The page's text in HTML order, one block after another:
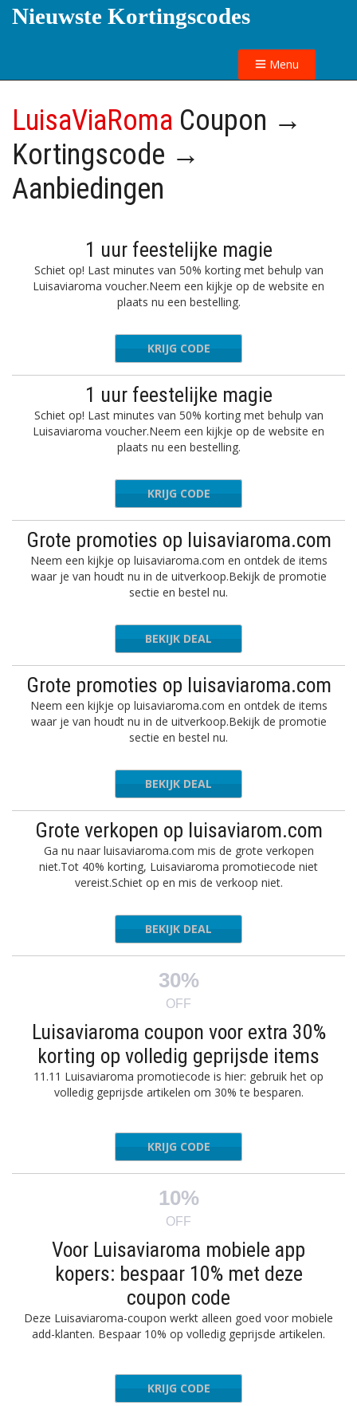
Nieuwste Kortingscodes
Menu
LuisaViaRoma Coupon →
Kortingscode →
Aanbiedingen
1 uur feestelijke magie
Schiet op! Last minutes van 50% korting met behulp van
Luisaviaroma voucher.Neem een kijkje op de website en
plaats nu een bestelling.
KRIJG CODE
1 uur feestelijke magie
Schiet op! Last minutes van 50% korting met behulp van
Luisaviaroma voucher.Neem een kijkje op de website en
plaats nu een bestelling.
KRIJG CODE
Grote promoties op luisaviaroma.com
Neem een kijkje op luisaviaroma.com en ontdek de items
waar je van houdt nu in de uitverkoop.Bekijk de promotie
sectie en bestel nu.
BEKIJK DEAL
Grote promoties op luisaviaroma.com
Neem een kijkje op luisaviaroma.com en ontdek de items
waar je van houdt nu in de uitverkoop.Bekijk de promotie
sectie en bestel nu.
BEKIJK DEAL
Grote verkopen op luisaviarom.com
Ga nu naar luisaviaroma.com mis de grote verkopen
niet.Tot 40% korting, Luisaviaroma promotiecode niet
vereist.Schiet op en mis de verkoop niet.
BEKIJK DEAL
30%
OFF
Luisaviaroma coupon voor extra 30%
korting op volledig geprijsde items
11.11 Luisaviaroma promotiecode is hier: gebruik het op
volledig geprijsde artikelen om 30% te besparen.
SD30
KRIJG CODE
10%
OFF
Voor Luisaviaroma mobiele app
kopers: bespaar 10% met deze
coupon code
Deze Luisaviaroma-coupon werkt alleen goed voor mobiele
add-klanten. Bespaar 10% op volledig geprijsde artikelen.
MARCH10
KRIJG CODE